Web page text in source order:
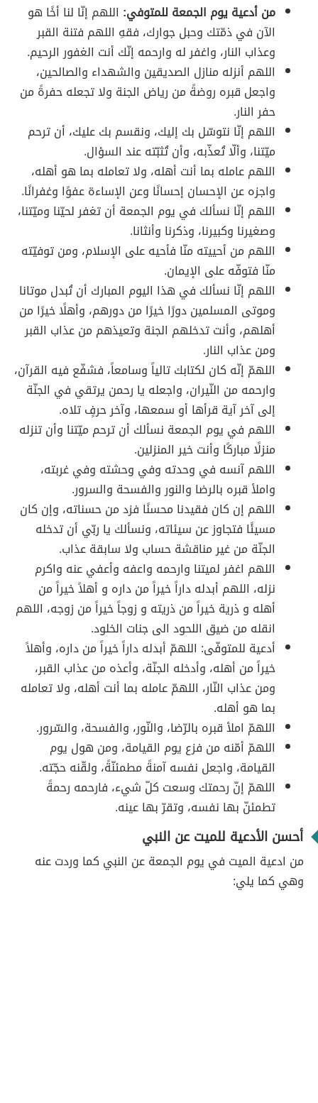
من أدعية يوم الجمعة للمتوفي: اللهم إنّا لنا أخًا هو
الآن في ذمّتك وحبل جوارك، فقهِ اللهم فتنة القبر
وعذاب النار، واغفر له وارحمه إنّك أنت الغفور الرحيم.
اللهم أنزله منازل الصديقين والشهداء والصالحين،
واجعل قبره روضةً من رياض الجنة ولا تجعله حفرةً من
حفر النار.
اللهم إنّا نتوسّل بك إليك، ونقسم بك عليك، أن ترحم
ميّتنا، وألّا تُعذّبه، وأن تُثبّته عند السؤال.
اللهم عامله بما أنت أهله، ولا تعامله بما هو أهله،
واجزه عن الإحسان إحسانًا وعن الإساءة عفوًا وغفرانًا.
اللهم إنّا نسألك في يوم الجمعة أن تغفر لحيّنا وميّتنا،
وصغيرنا وكبيرنا، وذكرنا وأنثانا.
اللهم من أحييته منّا فأحيه على الإسلام، ومن توفيّته
منّا فتوفّه على الإيمان.
اللهم إنّا نسألك في هذا اليوم المبارك أن تُبدل موتانا
وموتى المسلمين دورًا خيرًا من دورهم، وأهلًا خيرًا من
أهلهم، وأنت تدخلهم الجنة وتعيذهم من عذاب القبر
ومن عذاب النار.
اللهمّ إنّه كان لكتابك تالياً وسامعاً، فشفّع فيه القرآن،
وارحمه من النّيران، واجعله يا رحمن يرتقي في الجنّة
إلى آخر آية قرأها أو سمعها، وآخر حرفٍ تلاه.
اللهم في يوم الجمعة نسألك أن ترحم ميّتنا وأن تنزله
منزلًا مباركًا وأنت خير المنزلين.
اللهم آنسه في وحدته وفي وحشته وفي غربته،
واملأ قبره بالرضا والنور والفسحة والسرور.
اللهم إن كان فقيدنا محسنًا فزد من حسناته، وإن كان
مسيئًا فتجاوز عن سيئاته، ونسألك يا ربّي أن تدخله
الجنّة من غير مناقشة حساب ولا سابقة عذاب.
اللهم اغفر لميتنا وارحمه واعفه وأعفي عنه واكرم
نزله، اللهم أبدله داراً خيراً من داره و أهلاً خيراً من
أهله و ذرية خيراً من ذريته و زوجاً خيراً من زوجه، اللهم
انقله من ضيق اللحود الى جنات الخلود.
أدعية للمتوفّى: اللهمّ أبدله داراً خيراً من داره، وأهلاً
خيراً من أهله، وأدخله الجنّة، وأعذه من عذاب القبر،
ومن عذاب النّار، اللهمّ عامله بما أنت أهله، ولا تعامله
بما هو أهله.
اللهمّ املأ قبره بالرّضا، والنّور، والفسحة، والسّرور.
اللهمّ أمّنه من فزع يوم القيامة، ومن هول يوم
القيامة، واجعل نفسه آمنةً مطمئنّةً، ولقّنه حجّته.
اللهمّ إنّ رحمتك وسعت كلّ شيء، فارحمه رحمةً
تطمئنّ بها نفسه، وتقرّ بها عينه.
أحسن الأدعية للميت عن النبي
من ادعية الميت في يوم الجمعة عن النبي كما وردت عنه
وهي كما يلي: